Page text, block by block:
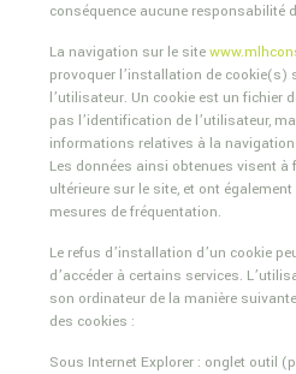
conséquence aucune responsabilité
La navigation sur le site
provoquer l’installation de cookie(s)
l’utilisateur. Un cookie est un fichier
pas l’identification de l’utilisateur,
informations relatives à la
Les données ainsi obtenues visent
ultérieure sur le site, et ont
mesures de fréquentation.
Le refus d’installation d’un cookie
d’accéder à certains services.
son ordinateur de la manière
des cookies :
Sous Internet Explorer : onglet outil